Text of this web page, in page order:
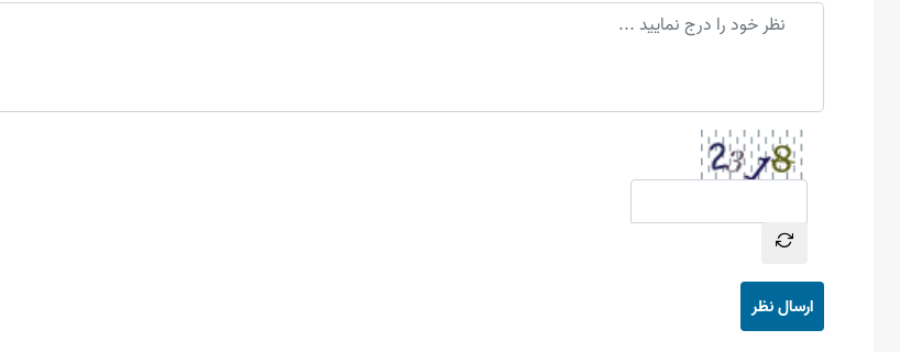
ارسال نظر